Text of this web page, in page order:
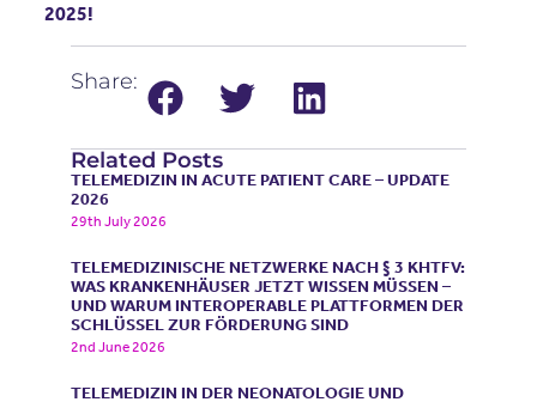
2025!
Share:
Related Posts
TELEMEDIZIN IN ACUTE PATIENT CARE – UPDATE
2026
29th July 2026
TELEMEDIZINISCHE NETZWERKE NACH § 3 KHTFV:
WAS KRANKENHÄUSER JETZT WISSEN MÜSSEN –
UND WARUM INTEROPERABLE PLATTFORMEN DER
SCHLÜSSEL ZUR FÖRDERUNG SIND
2nd June 2026
TELEMEDIZIN IN DER NEONATOLOGIE UND